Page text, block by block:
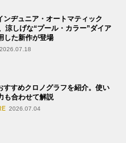
ンヂュニア・オートマティック
涼しげな“プール・カラー”ダイア
した新作が登場
2026.07.18
すすめクロノグラフを紹介。使い
も合わせて解説
2026.07.04